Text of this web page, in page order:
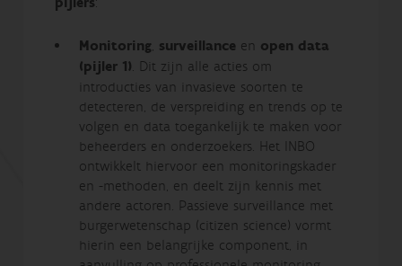
Monitoring, surveillance en open data
(pijler 1). Dit zijn alle acties om
introducties van invasieve soorten te
detecteren, de verspreiding en trends op te
volgen en data toegankelijk te maken voor
beheerders en onderzoekers. Het INBO
ontwikkelt hiervoor een monitoringskader
en -methoden, en deelt zijn kennis met
andere actoren. Passieve surveillance met
burgerwetenschap (citizen science) vormt
hierin een belangrijke component, in